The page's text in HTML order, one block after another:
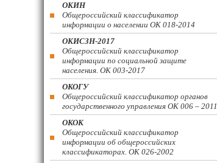
ОКИН
Общероссийский классификатор
информации о населении ОК 018-2014
ОКИСЗН-2017
Общероссийский классификатор
информации по социальной защите
населения. ОК 003-2017
ОКОГУ
Общероссийский классификатор органов
государственного управления ОК 006 – 2011
ОКОК
Общероссийский классификатор
информации об общероссийских
классификаторах. ОК 026-2002